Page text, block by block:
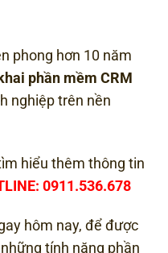
phong hơn 10 năm
phần mềm CRM
nghiệp trên nền
hiểu thêm thông tin
0911.536.678
hôm nay, để được
tính năng phần